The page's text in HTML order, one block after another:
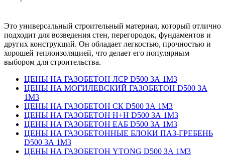
Это универсальный строительный материал, который отлично
подходит для возведения стен, перегородок, фундаментов и
других конструкций. Он обладает легкостью, прочностью и
хорошей теплоизоляцией, что делает его популярным
выбором для строительства.
ЦЕНЫ НА ГАЗОБЕТОН ЛСР D500 ЗА 1М3
ЦЕНЫ НА МОГИЛЕВСКИЙ ГАЗОБЕТОН D500 ЗА
1М3
ЦЕНЫ НА ГАЗОБЕТОН СК D500 ЗА 1М3
ЦЕНЫ НА ГАЗОБЕТОН H+H D500 ЗА 1М3
ЦЕНЫ НА ГАЗОБЕТОН ЕАБ D500 ЗА 1М3
ЦЕНЫ НА ГАЗОБЕТОННЫЕ БЛОКИ ПАЗ-ГРЕБЕНЬ
D500 ЗА 1М3
ЦЕНЫ НА ГАЗОБЕТОН YTONG D500 ЗА 1М3